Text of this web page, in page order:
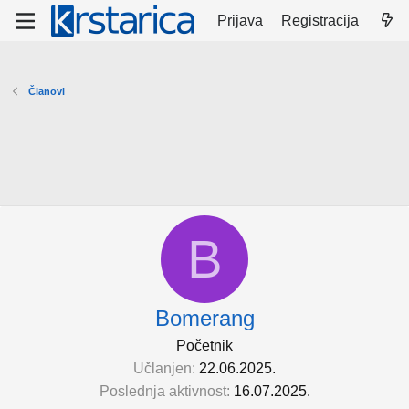
Prijava Registracija
Članovi
B
Bomerang
Početnik
Učlanjen 22.06.2025.
Poslednja aktivnost 16.07.2025.